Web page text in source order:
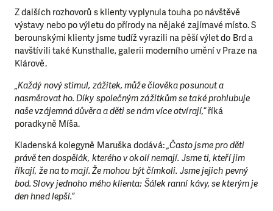
Z dalších rozhovorů s klienty vyplynula touha po návštěvě
výstavy nebo po výletu do přírody na nějaké zajímavé místo. S
berounskými klienty jsme tudíž vyrazili na pěší výlet do Brd a
navštívili také Kunsthalle, galerii moderního umění v Praze na
Klárově.
„Každý nový stimul, zážitek, může člověka posunout a
nasměrovat ho. Díky společným zážitkům se také prohlubuje
naše vzájemná důvěra a děti se nám více otvírají,“říká
poradkyně Míša.
Kladenská kolegyně Maruška dodává:„Často jsme pro děti
právě ten dospělák, kterého v okolí nemají. Jsme ti, kteří jim
říkají, že na to mají. Že mohou být čímkoli. Jsme jejich pevný
bod. Slovy jednoho mého klienta: Šálek ranní kávy, se kterým je
den hned lepší.“